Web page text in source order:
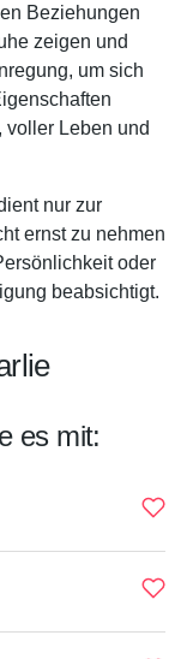
Beziehungen
zeigen und
um sich
voller Leben und
nur zur
ernst zu nehmen
oder
beabsichtigt.
es mit: